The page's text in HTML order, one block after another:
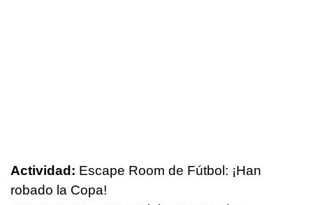
Actividad: Escape Room de Fútbol: ¡Han
robado la Copa!